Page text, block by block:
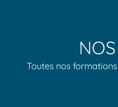
Toutes nos